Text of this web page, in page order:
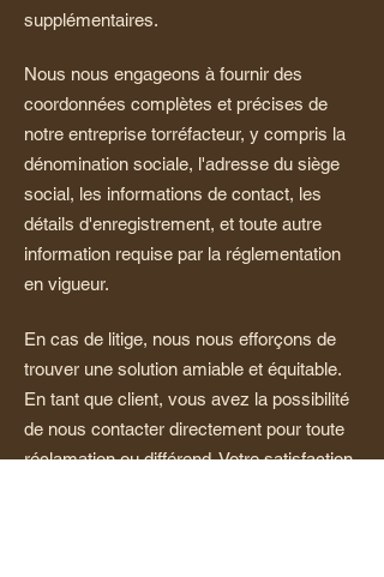
supplémentaires.
Nous nous engageons à fournir des
coordonnées complètes et précises de
notre entreprise torréfacteur, y compris la
dénomination sociale, l'adresse du siège
social, les informations de contact, les
détails d'enregistrement, et toute autre
information requise par la réglementation
en vigueur.
En cas de litige, nous nous efforçons de
trouver une solution amiable et équitable.
En tant que client, vous avez la possibilité
de nous contacter directement pour toute
réclamation ou différend. Votre satisfaction